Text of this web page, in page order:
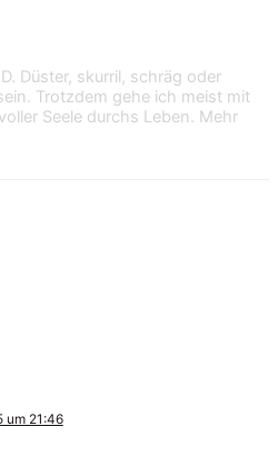
Düster, skurril, schräg oder
Trotzdem gehe ich meist mit
Seele durchs Leben. Mehr
um 21:46